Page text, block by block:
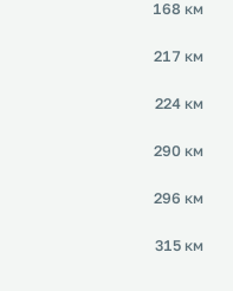
168 км
217 км
224 км
290 км
296 км
315 км